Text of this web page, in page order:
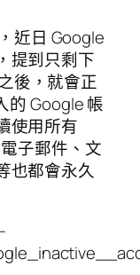
近日 Google
提到只剩下
後，就會正
的 Google 帳
使用所有
子郵件、文
也都會永久